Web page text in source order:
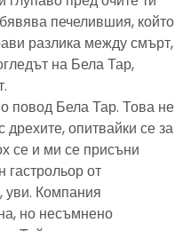
печелившия, който
разлика между смърт,
на Бела Тар,
повод Бела Тар. Това не
опитвайки се за
се и ми се присъни
от
уви. Компания
но несъмнено